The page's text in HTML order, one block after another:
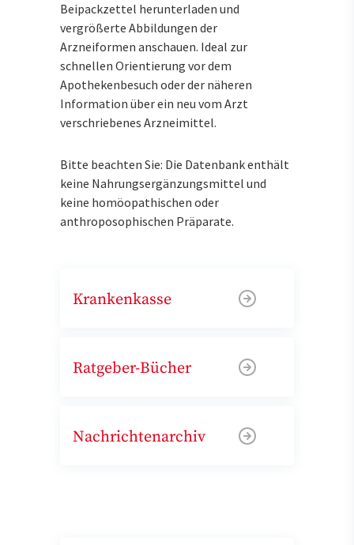
Beipackzettel herunterladen und
vergrößerte Abbildungen der
Arzneiformen anschauen. Ideal zur
schnellen Orientierung vor dem
Apothekenbesuch oder der näheren
Information über ein neu vom Arzt
verschriebenes Arzneimittel.
Bitte beachten Sie: Die Datenbank enthält
keine Nahrungsergänzungsmittel und
keine homöopathischen oder
anthroposophischen Präparate.
Krankenkasse
Ratgeber-Bücher
Nachrichtenarchiv